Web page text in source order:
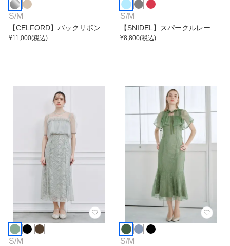
S/M
【CELFORD】バックリボンス
モールフラワーワンピース
¥11,000(税込)
S/M
【SNIDEL】スパークルレース
ワンピース
¥8,800(税込)
S/M S/M